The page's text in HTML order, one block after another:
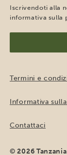
mail
(Obbligatorio)
Iscrivendoti alla
informativa sulla
Termini e
Informativa
Contattaci
© 2026